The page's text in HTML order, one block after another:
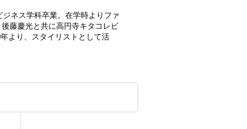
ネス学科卒業。在学時よりファ
藤慶光と共に高円寺キタコレビ
より、スタイリストとして活